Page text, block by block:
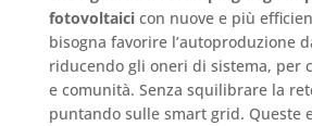
fotovoltaici con nuove e più
bisogna favorire l’autoproduzione
riducendo gli oneri di sistema, per
e comunità. Senza squilibrare la
puntando sulle smart grid. Queste